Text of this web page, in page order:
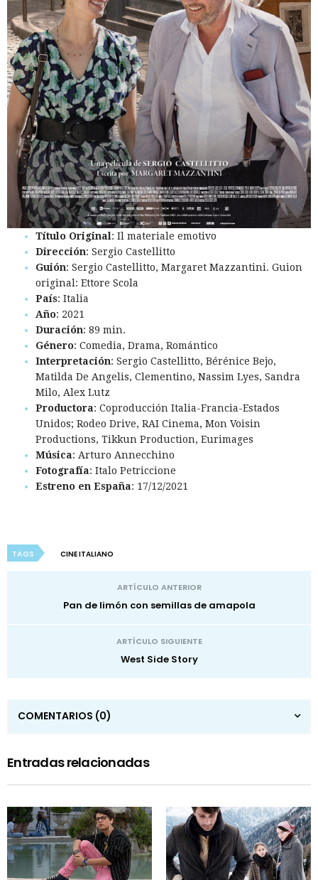
Título Original: Il materiale emotivo
Dirección: Sergio Castellitto
Guión: Sergio Castellitto, Margaret Mazzantini. Guion
original: Ettore Scola
País: Italia
Año: 2021
Duración: 89 min.
Género: Comedia, Drama, Romántico
Interpretación: Sergio Castellitto, Bérénice Bejo,
Matilda De Angelis, Clementino, Nassim Lyes, Sandra
Milo, Alex Lutz
Productora: Coproducción Italia-Francia-Estados
Unidos; Rodeo Drive, RAI Cinema, Mon Voisin
Productions, Tikkun Production, Eurimages
Música: Arturo Annecchino
Fotografía: Italo Petriccione
Estreno en España: 17/12/2021
TAGS CINE ITALIANO
ARTÍCULO ANTERIOR
Pan de limón con semillas de amapola
ARTÍCULO SIGUIENTE
West Side Story
COMENTARIOS (0)
Entradas relacionadas